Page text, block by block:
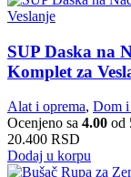
SUP Daska na
Komplet za
Alat i oprema, Dom i
Ocenjeno sa 4.00 od
20.400 RSD
Dodaj u korpu